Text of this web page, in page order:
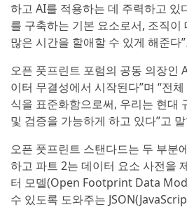
하고 AI를 적용하는 데 주력하고 있
를 구축하는 기본 요소로서, 조직
많은 시간을 할애할 수 있게 해준다
오픈 풋프린트 포럼의 공동 의장인
이터 무결성에서 시작된다”며 “전
식을 표준화함으로써, 우리는 현대
및 검증을 가능하게 하고 있다”고
오픈 풋프린트 스탠다드는 두 부분
하고 파트 2는 데이터 요소 사전을
터 모델(Open Footprint Data
수 있도록 도와주는